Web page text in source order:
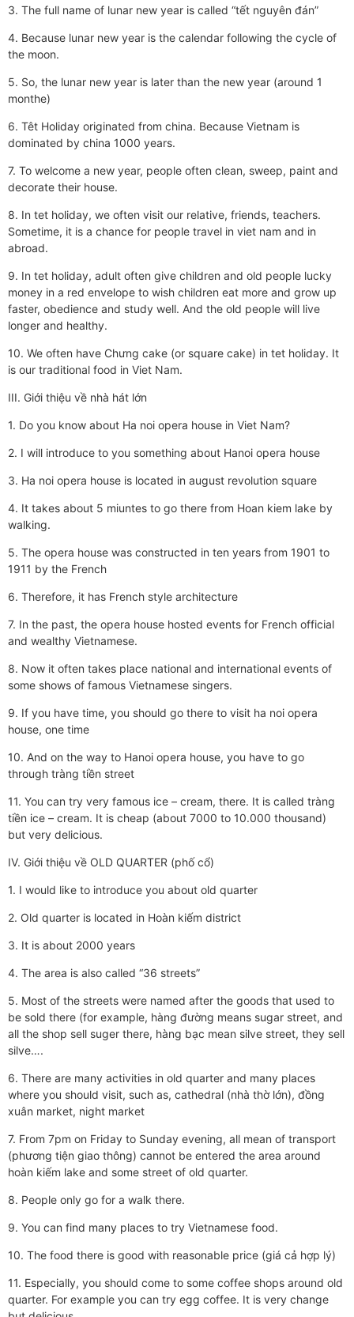
3. The full name of lunar new year is called “tết nguyên đán”
4. Because lunar new year is the calendar following the cycle of
the moon.
5. So, the lunar new year is later than the new year (around 1
monthe)
6. Têt Holiday originated from china. Because Vietnam is
dominated by china 1000 years.
7. To welcome a new year, people often clean, sweep, paint and
decorate their house.
8. In tet holiday, we often visit our relative, friends, teachers.
Sometime, it is a chance for people travel in viet nam and in
abroad.
9. In tet holiday, adult often give children and old people lucky
money in a red envelope to wish children eat more and grow up
faster, obedience and study well. And the old people will live
longer and healthy.
10. We often have Chưng cake (or square cake) in tet holiday. It
is our traditional food in Viet Nam.
III. Giới thiệu về nhà hát lớn
1. Do you know about Ha noi opera house in Viet Nam?
2. I will introduce to you something about Hanoi opera house
3. Ha noi opera house is located in august revolution square
4. It takes about 5 miuntes to go there from Hoan kiem lake by
walking.
5. The opera house was constructed in ten years from 1901 to
1911 by the French
6. Therefore, it has French style architecture
7. In the past, the opera house hosted events for French official
and wealthy Vietnamese.
8. Now it often takes place national and international events of
some shows of famous Vietnamese singers.
9. If you have time, you should go there to visit ha noi opera
house, one time
10. And on the way to Hanoi opera house, you have to go
through tràng tiền street
11. You can try very famous ice – cream, there. It is called tràng
tiền ice – cream. It is cheap (about 7000 to 10.000 thousand)
but very delicious.
IV. Giới thiệu về OLD QUARTER (phố cổ)
1. I would like to introduce you about old quarter
2. Old quarter is located in Hoàn kiếm district
3. It is about 2000 years
4. The area is also called “36 streets”
5. Most of the streets were named after the goods that used to
be sold there (for example, hàng đường means sugar street, and
all the shop sell suger there, hàng bạc mean silve street, they sell
silve….
6. There are many activities in old quarter and many places
where you should visit, such as, cathedral (nhà thờ lớn), đồng
xuân market, night market
7. From 7pm on Friday to Sunday evening, all mean of transport
(phương tiện giao thông) cannot be entered the area around
hoàn kiếm lake and some street of old quarter.
8. People only go for a walk there.
9. You can find many places to try Vietnamese food.
10. The food there is good with reasonable price (giá cả hợp lý)
11. Especially, you should come to some coffee shops around old
quarter. For example you can try egg coffee. It is very change